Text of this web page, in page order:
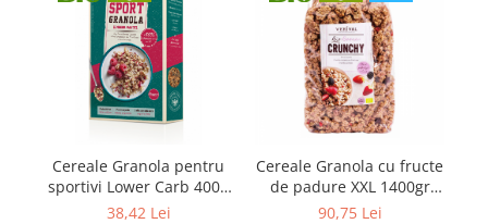
Cereale Granola pentru
sportivi Lower Carb 400g
Verival Bio
38,42 Lei
Cereale Granola cu fructe
de padure XXL 1400gr
Verival Bio
90,75 Lei